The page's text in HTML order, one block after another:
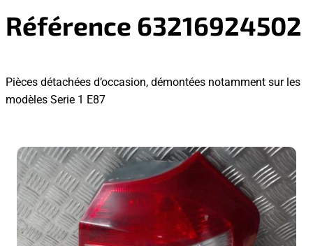
Référence 63216924502
Pièces détachées d’occasion, démontées notamment sur les
modèles Serie 1 E87